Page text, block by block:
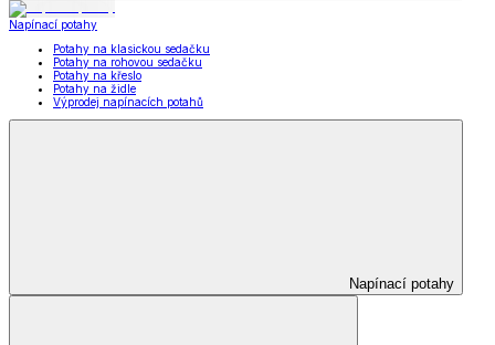
Napínací potahy
Potahy na klasickou sedačku
Potahy na rohovou sedačku
Potahy na křeslo
Potahy na židle
Výprodej napínacích potahů
Napínací potahy